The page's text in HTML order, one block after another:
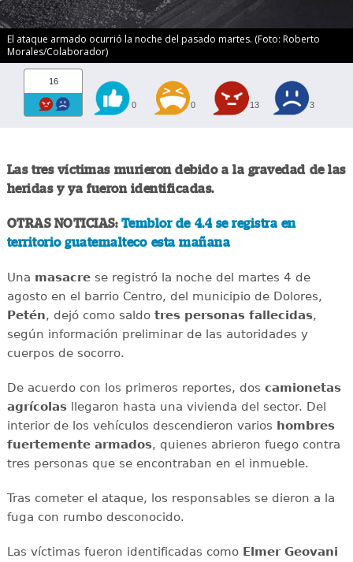
El ataque armado ocurrió la noche del pasado martes. (Foto: Roberto
Morales/Colaborador)
16
0 0 13 3
Las tres víctimas murieron debido a la gravedad de las
heridas y ya fueron identificadas.
OTRAS NOTICIAS: Temblor de 4.4 se registra en
territorio guatemalteco esta mañana
Una masacrese registró la noche del martes 4 de
agosto en el barrio Centro, del municipio de Dolores,
Petén, dejó como saldo tres personas fallecidas,
según información preliminar de las autoridades y
cuerpos de socorro.
De acuerdo con los primeros reportes, dos camionetas
agrícolasllegaron hasta una vivienda del sector. Del
interior de los vehículos descendieron varios hombres
fuertemente armados, quienes abrieron fuego contra
tres personas que se encontraban en el inmueble.
Tras cometer el ataque, los responsables se dieron a la
fuga con rumbo desconocido.
Las víctimas fueron identificadas como Elmer Geovani